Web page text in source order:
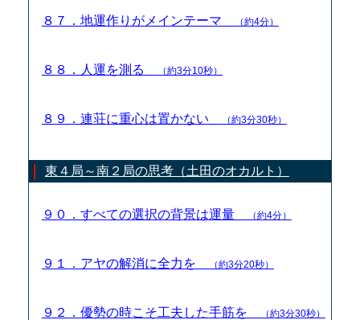
８７．地運作りがメインテーマ （約4分）
８８．人運を測る （約3分10秒）
８９．連荘に重心は置かない （約3分30秒）
東４局～南２局の思考（土田のオカルト）
９０．すべての選択の背景は運量 （約4分）
９１．アヤの解消に全力を （約3分20秒）
９２．優勢の時こそ工夫した手筋を （約3分30秒）